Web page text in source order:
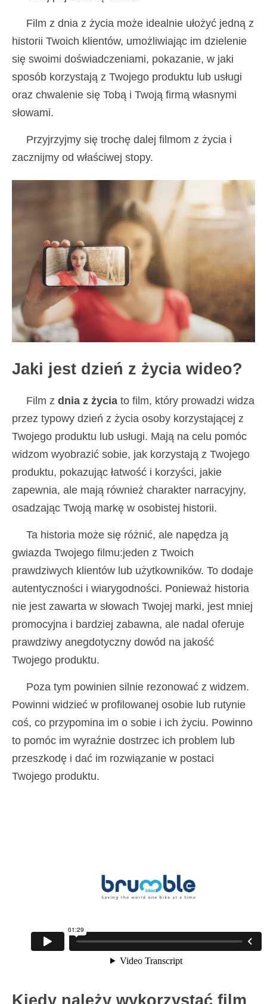
Film z dnia z życia może idealnie ułożyć jedną z
historii Twoich klientów, umożliwiając im dzielenie
się swoimi doświadczeniami, pokazanie, w jaki
sposób korzystają z Twojego produktu lub usługi
oraz chwalenie się Tobą i Twoją firmą własnymi
słowami.
Przyjrzyjmy się trochę dalej filmom z życia i
zacznijmy od właściwej stopy.
Jaki jest dzień z życia wideo?
Film z dnia z życia to film, który prowadzi widza
przez typowy dzień z życia osoby korzystającej z
Twojego produktu lub usługi. Mają na celu pomóc
widzom wyobrazić sobie, jak korzystają z Twojego
produktu, pokazując łatwość i korzyści, jakie
zapewnia, ale mają również charakter narracyjny,
osadzając Twoją markę w osobistej historii.
Ta historia może się różnić, ale napędza ją
gwiazda Twojego filmu:jeden z Twoich
prawdziwych klientów lub użytkowników. To dodaje
autentyczności i wiarygodności. Ponieważ historia
nie jest zawarta w słowach Twojej marki, jest mniej
promocyjna i bardziej zabawna, ale nadal oferuje
prawdziwy anegdotyczny dowód na jakość
Twojego produktu.
Poza tym powinien silnie rezonować z widzem.
Powinni widzieć w profilowanej osobie lub rutynie
coś, co przypomina im o sobie i ich życiu. Powinno
to pomóc im wyraźnie dostrzec ich problem lub
przeszkodę i dać im rozwiązanie w postaci
Twojego produktu.